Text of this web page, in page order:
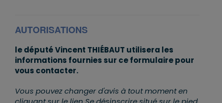
AUTORISATIONS
le député Vincent THIÉBAUT utilisera les
informations fournies sur ce formulaire pour
vous contacter.
Vous pouvez changer d'avis à tout moment en